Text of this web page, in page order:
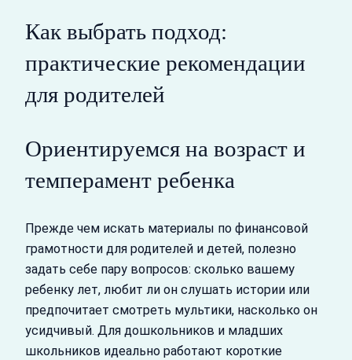
Как выбрать подход:
практические рекомендации
для родителей
Ориентируемся на возраст и
темперамент ребенка
Прежде чем искать материалы по финансовой
грамотности для родителей и детей, полезно
задать себе пару вопросов: сколько вашему
ребенку лет, любит ли он слушать истории или
предпочитает смотреть мультики, насколько он
усидчивый. Для дошкольников и младших
школьников идеально работают короткие